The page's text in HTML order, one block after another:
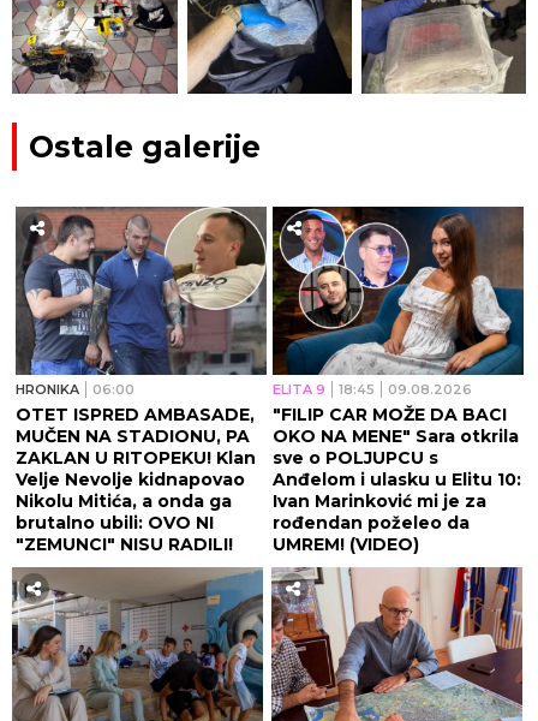
Ostale galerije
HRONIKA 06:00
OTET ISPRED AMBASADE,
MUČEN NA STADIONU, PA
ZAKLAN U RITOPEKU! Klan
Velje Nevolje kidnapovao
Nikolu Mitića, a onda ga
brutalno ubili: OVO NI
"ZEMUNCI" NISU RADILI!
ELITA 9 18:45 09.08.2026
"FILIP CAR MOŽE DA BACI
OKO NA MENE" Sara otkrila
sve o POLJUPCU s
Anđelom i ulasku u Elitu 10:
Ivan Marinković mi je za
rođendan poželeo da
UMREM! (VIDEO)